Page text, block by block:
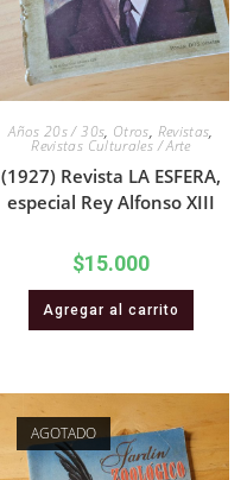
Años 20s / 30s, Otros, Revistas,
Revistas Culturales / Arte
(1927) Revista LA ESFERA,
especial Rey Alfonso XIII
$15.000
Agregar al carrito
AGOTADO